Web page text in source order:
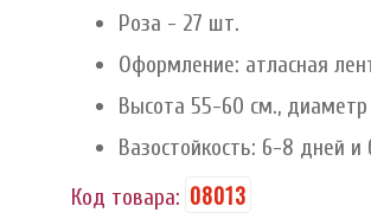
Роза - 27 шт.
Оформление: атласная
Высота 55-60 см.,
Вазостойкость: 6-8 дней и
Код товара: 08013